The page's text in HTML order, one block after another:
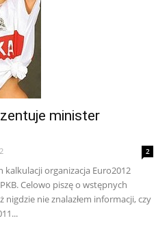
minister
2
kalkulacji organizacja Euro2012
PKB. Celowo piszę o wstępnych
nigdzie nie znalazłem informacji, czy